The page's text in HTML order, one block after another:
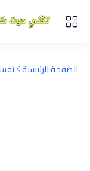
الصفحة الرئيسية